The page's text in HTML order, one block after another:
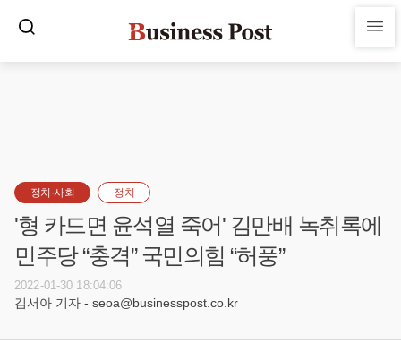
정치·사회 정치
'형 카드면 윤석열 죽어' 김만배 녹취록에
민주당 “충격” 국민의힘 “허풍”
2022-01-30 18:04:06
김서아 기자 - seoa@businesspost.co.kr